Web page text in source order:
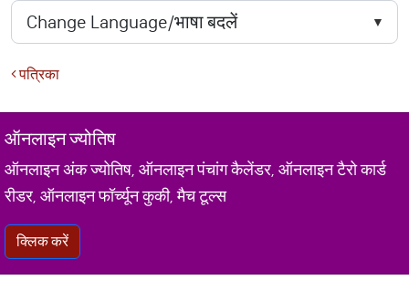
पत्रिका
ऑनलाइन ज्योतिष
ऑनलाइन अंक ज्योतिष, ऑनलाइन पंचांग कैलेंडर, ऑनलाइन टैरो कार्ड
रीडर, ऑनलाइन फॉर्च्यून कुकी, मैच टूल्स
क्लिक करें